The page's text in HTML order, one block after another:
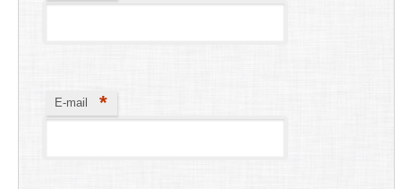
E-mail *